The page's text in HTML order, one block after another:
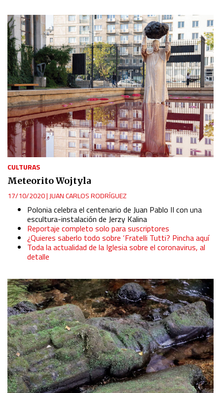
CULTURAS
Meteorito Wojtyla
17/10/2020| JUAN CARLOS RODRÍGUEZ
Polonia celebra el centenario de Juan Pablo II con una
escultura-instalación de Jerzy Kalina
Reportaje completo solo para suscriptores
¿Quieres saberlo todo sobre ‘Fratelli Tutti? Pincha aquí
Toda la actualidad de la Iglesia sobre el coronavirus, al
detalle